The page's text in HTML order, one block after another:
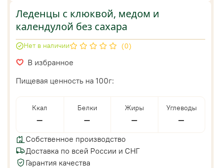
Леденцы с клюквой, медом и
календулой без сахара
(0)
В избранное
Нет в наличии
Пищевая ценность на 100г:
Ккал
—
Белки
—
Жиры
—
Углеводы
—
Собственное производство
Доставка по всей России и СНГ
Гарантия качества